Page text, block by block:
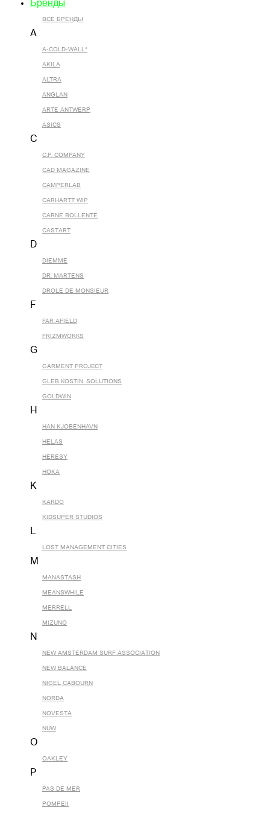
Бренды
ВСЕ БРЕНДЫ
A
A-COLD-WALL*
AKILA
ALTRA
ANGLAN
ARTE ANTWERP
ASICS
C
C.P. COMPANY
CAD MAGAZINE
CAMPERLAB
CARHARTT WIP
CARNE BOLLENTE
CASTART
D
DIEMME
DR. MARTENS
DROLE DE MONSIEUR
F
FAR AFIELD
FRIZMWORKS
G
GARMENT PROJECT
GLEB KOSTIN .SOLUTIONS
GOLDWIN
H
HAN KJOBENHAVN
HELAS
HERESY
HOKA
K
KARDO
KIDSUPER STUDIOS
L
LOST MANAGEMENT CITIES
M
MANASTASH
MEANSWHILE
MERRELL
MIZUNO
N
NEW AMSTERDAM SURF ASSOCIATION
NEW BALANCE
NIGEL CABOURN
NORDA
NOVESTA
NUW
O
OAKLEY
P
PAS DE MER
POMPEII